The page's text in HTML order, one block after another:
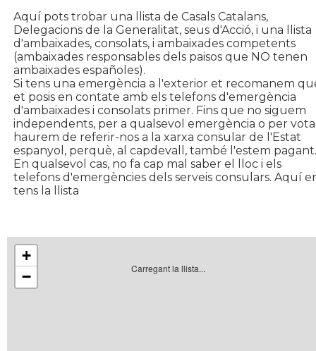
Aquí pots trobar una llista de Casals Catalans,
Delegacions de la Generalitat, seus d'Acció, i una llista
d'ambaixades, consolats, i ambaixades competents
(ambaixades responsables dels paisos que NO tenen
ambaixades españoles).
Si tens una emergència a l'exterior et recomanem
et posis en contate amb els telefons d'emergència
d'ambaixades i consolats primer. Fins que no siguem
independents, per a qualsevol emergència o per
haurem de referir-nos a la xarxa consular de l'Estat
espanyol, perquè, al capdevall, també l'estem pagant.
En qualsevol cas, no fa cap mal saber el lloc i els
telefons d'emergències dels serveis consulars. Aquí
tens la llista
Carregant la llista...
+
−